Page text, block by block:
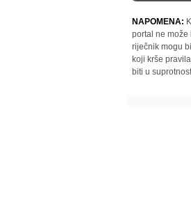
NAPOMENA:
portal ne može
riječnik mogu
koji krše
biti u